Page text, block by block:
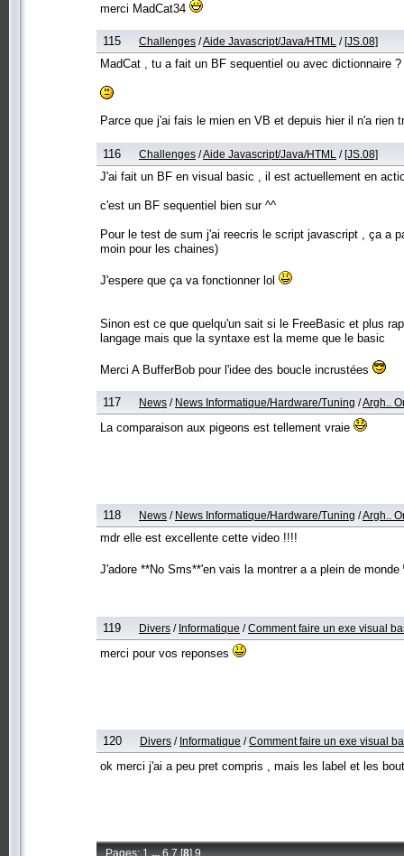
merci MadCat34
115 Challenges /Aide Javascript/Java/HTML /[JS.08]
MadCat , tu a fait un BF sequentiel ou avec dictionnaire ?
Parce que j'ai fais le mien en VB et depuis hier il n'a rien
116 Challenges /Aide Javascript/Java/HTML /[JS.08]
J'ai fait un BF en visual basic , il est actuellement en
c'est un BF sequentiel bien sur ^^
Pour le test de sum j'ai reecris le script javascript , ça a
moin pour les chaines)
J'espere que ça va fonctionner lol
Sinon est ce que quelqu'un sait si le FreeBasic et plus
langage mais que la syntaxe est la meme que le basic
Merci A BufferBob pour l'idee des boucle incrustées
117 News / News Informatique/Hardware/Tuning /Argh..
La comparaison aux pigeons est tellement vraie
118 News / News Informatique/Hardware/Tuning /Argh..
mdr elle est excellente cette video !!!!
J'adore **No Sms**'en vais la montrer a a plein de monde
119 Divers / Informatique /Comment faire un exe visual
merci pour vos reponses
120 Divers / Informatique /Comment faire un exe visual
ok merci j'ai a peu pret compris , mais les label et les
Pages:1 ...6 7[8]9